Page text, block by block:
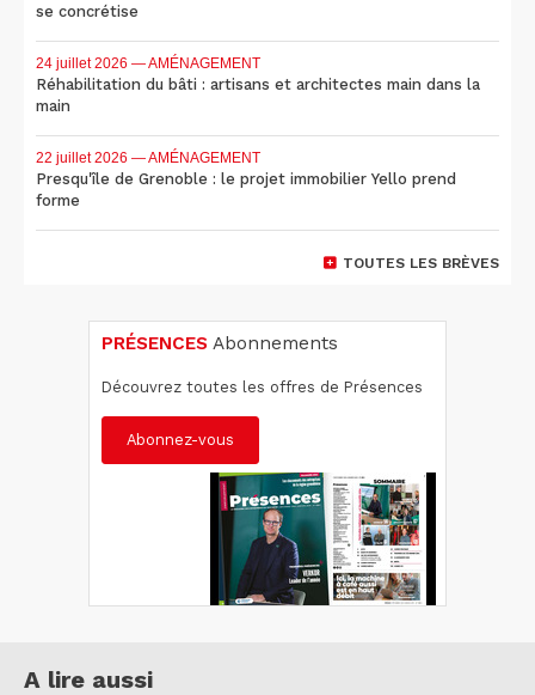
se concrétise
24 juillet 2026 — AMÉNAGEMENT
Réhabilitation du bâti : artisans et architectes main dans la
main
22 juillet 2026 — AMÉNAGEMENT
Presqu'île de Grenoble : le projet immobilier Yello prend
forme
TOUTES LES BRÈVES
PRÉSENCES Abonnements
Découvrez toutes les offres de Présences
Abonnez-vous
A lire aussi